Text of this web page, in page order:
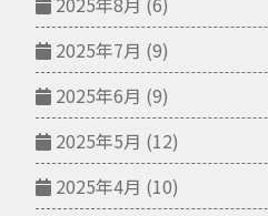
2025年7月 (9)
2025年6月 (9)
2025年5月 (12)
2025年4月 (10)